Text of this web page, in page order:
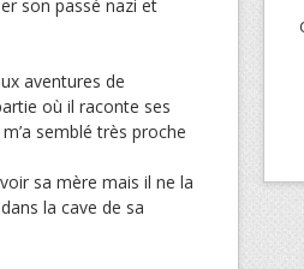
son passé nazi et
aventures de
où il raconte ses
semblé très proche
sa mère mais il ne la
la cave de sa